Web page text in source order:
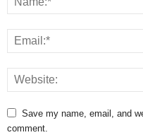
Save my name, email, and
comment.